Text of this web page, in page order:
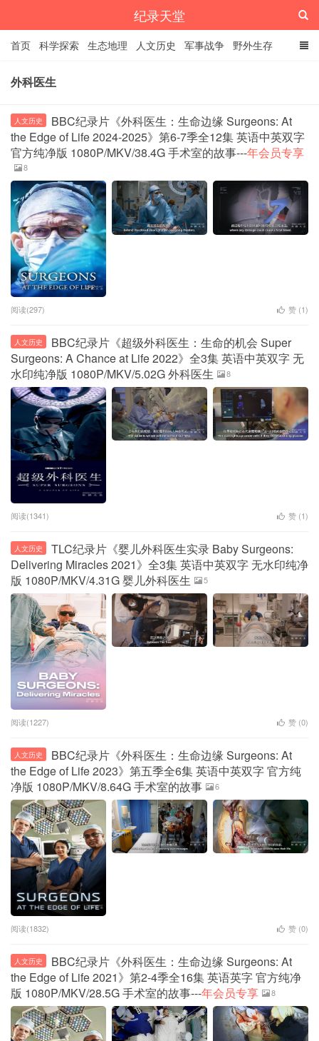
纪录天堂
首页 科学探索 生态地理 人文历史 军事战争 野外生存
经典纪录
外科医生
人文历史
BBC纪录片《外科医生：生命边缘 Surgeons: At
the Edge of Life 2024-2025》第6-7季全12集 英语中英双字
官方纯净版 1080P/MKV/38.4G 手术室的故事---年会员专享
8
阅读(297) 赞 (1)
人文历史
BBC纪录片《超级外科医生：生命的机会 Super
Surgeons: A Chance at Life 2022》全3集 英语中英双字 无
水印纯净版 1080P/MKV/5.02G 外科医生
8
阅读(1341) 赞 (1)
人文历史
TLC纪录片《婴儿外科医生实录 Baby Surgeons:
Delivering Miracles 2021》全3集 英语中英双字 无水印纯净
版 1080P/MKV/4.31G 婴儿外科医生
5
阅读(1227) 赞 (0)
人文历史
BBC纪录片《外科医生：生命边缘 Surgeons: At
the Edge of Life 2023》第五季全6集 英语中英双字 官方纯
净版 1080P/MKV/8.64G 手术室的故事
6
阅读(1832) 赞 (0)
人文历史
BBC纪录片《外科医生：生命边缘 Surgeons: At
the Edge of Life 2021》第2-4季全16集 英语英字 官方纯净
版 1080P/MKV/28.5G 手术室的故事---年会员专享 8